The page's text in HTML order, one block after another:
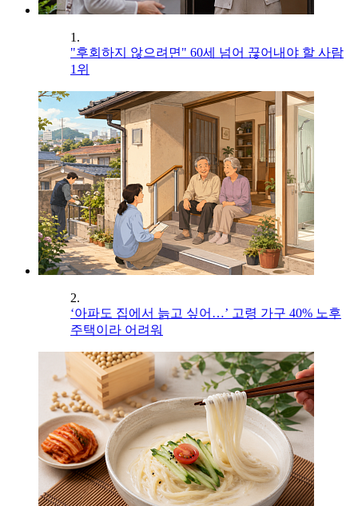
1.
"후회하지 않으려면" 60세 넘어 끊어내야 할 사람
1위
2.
‘아파도 집에서 늙고 싶어…’ 고령 가구 40% 노후
주택이라 어려워